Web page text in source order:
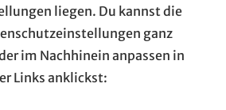
liegen. Du kannst die
ganz
im Nachhinein anpassen in
Links anklickst: